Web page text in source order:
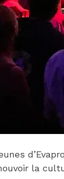
la